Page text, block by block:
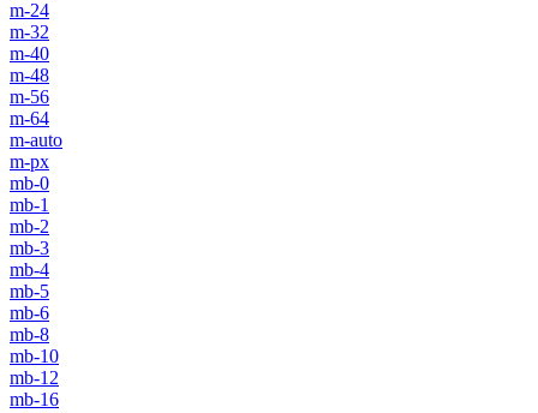
m-24
m-32
m-40
m-48
m-56
m-64
m-auto
m-px
mb-0
mb-1
mb-2
mb-3
mb-4
mb-5
mb-6
mb-8
mb-10
mb-12
mb-16